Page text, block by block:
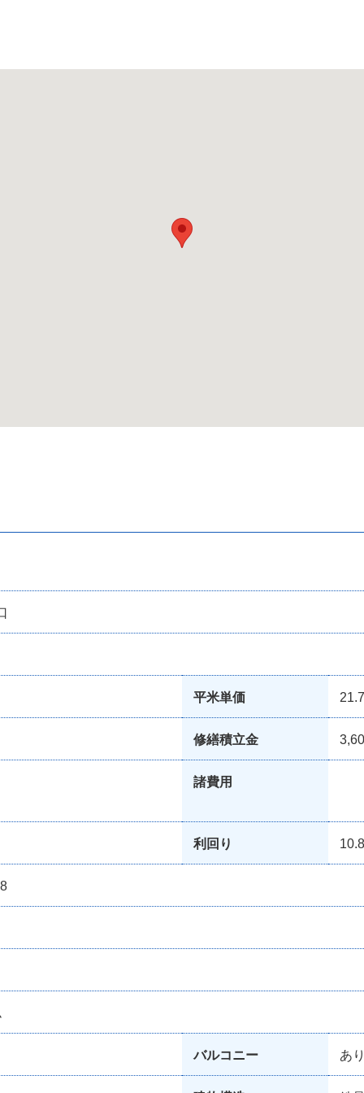
平米単価
修繕積立金
諸費用
利回り
バルコニー あ